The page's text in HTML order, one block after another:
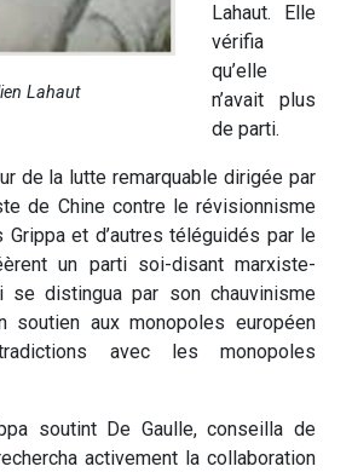
Lahaut
Lahaut. Elle
vérifia
qu’elle
n’avait plus
de parti.
de la lutte remarquable dirigée par
de Chine contre le révisionnisme
Grippa et d’autres téléguidés par le
un parti soi-disant marxiste-
se distingua par son chauvinisme
soutien aux monopoles européen
avec les monopoles
soutint De Gaulle, conseilla de
activement la collaboration